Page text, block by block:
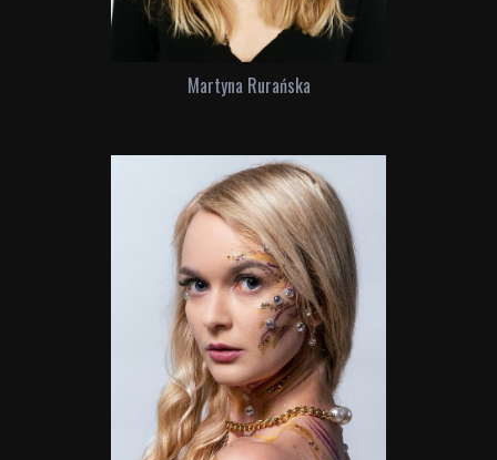
Martyna Rurańska